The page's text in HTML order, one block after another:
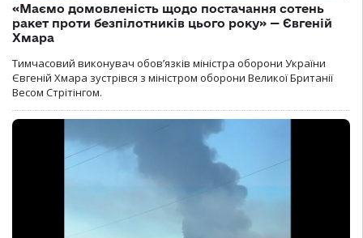
«Маємо домовленість щодо постачання сотень
ракет проти безпілотників цього року» — Євгеній
Хмара
Тимчасовий виконувач обов’язків міністра оборони України
Євгеній Хмара зустрівся з міністром оборони Великої Британії
Весом Стрітінгом.